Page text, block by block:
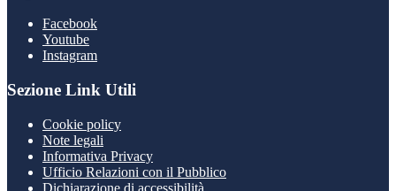
Facebook
Youtube
Instagram
Sezione Link Utili
Cookie policy
Note legali
Informativa Privacy
Ufficio Relazioni con il Pubblico
Dichiarazione di accessibilità